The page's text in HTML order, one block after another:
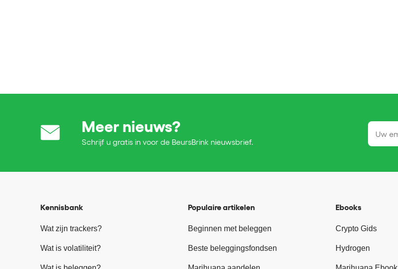
Meer nieuws?
Schrijf u gratis in voor de BeursBrink nieuwsbrief.
Kennisbank
Wat zijn trackers?
Wat is volatiliteit?
Populaire artikelen
Beginnen met beleggen
Beste beleggingsfondsen
Ebooks
Crypto Gids
Hydrogen